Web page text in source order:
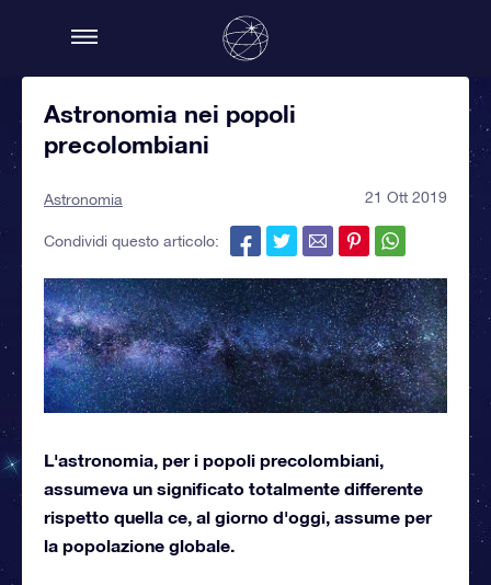
Astronomia nei popoli
precolombiani
Astronomia 21 Ott 2019
Condividi questo articolo:
L'astronomia, per i popoli precolombiani,
assumeva un significato totalmente differente
rispetto quella ce, al giorno d'oggi, assume per
la popolazione globale.